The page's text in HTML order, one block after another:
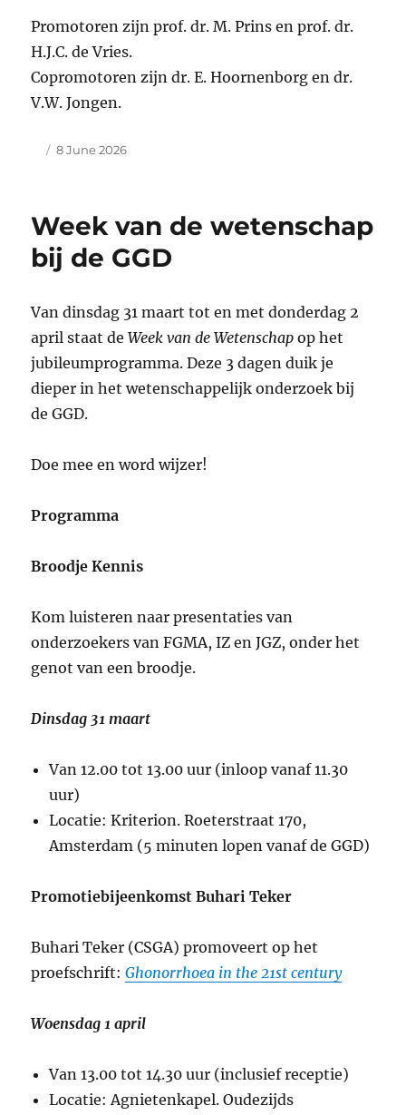
Promotoren zijn prof. dr. M. Prins en prof. dr.
H.J.C. de Vries.
Copromotoren zijn dr. E. Hoornenborg en dr.
V.W. Jongen.
Author
Posted
8 June 2026
Week van de wetenschap
bij de GGD
Van dinsdag 31 maart tot en met donderdag 2
april staat deWeek van de Wetenschapop het
jubileumprogramma. Deze 3 dagen duik je
dieper in het wetenschappelijk onderzoek bij
de GGD.
Doe mee en word wijzer!
Programma
Broodje Kennis
Kom luisteren naar presentaties van
onderzoekers van FGMA, IZ en JGZ, onder het
genot van een broodje.
Dinsdag 31 maart
Van 12.00 tot 13.00 uur (inloop vanaf 11.30
uur)
Locatie: Kriterion. Roeterstraat 170,
Amsterdam (5 minuten lopen vanaf de GGD)
Promotiebijeenkomst Buhari Teker
Buhari Teker (CSGA) promoveert op het
proefschrift:Ghonorrhoea in the 21st century
Woensdag 1 april
Van 13.00 tot 14.30 uur (inclusief receptie)
Locatie: Agnietenkapel. Oudezijds